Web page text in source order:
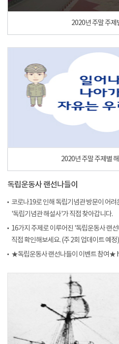
2020년 주말 주제
2020년 주말 주제별
독립운동사 랜선나들이
코로나19로 인해 독립기념관 방문이 어려
'독립기념관 해설사'가 직접 찾아갑니다.
16가지 주제로 이루어진 '독립운동사 랜
직접 확인해보세요. (주 2회 업데이트 예정)
★독립운동사 랜선나들이 이벤트 참여★